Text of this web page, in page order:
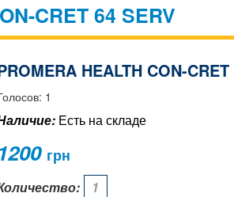
CRET 64 SERV
HEALTH CON-
1
Есть на складе
1200 грн